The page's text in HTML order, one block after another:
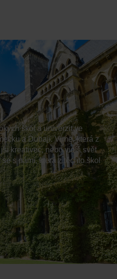
škol a univerzit ve
a Dubaji. Víme, která z
kreativec, nebo vidíš svět
s námi, která z těchto škol